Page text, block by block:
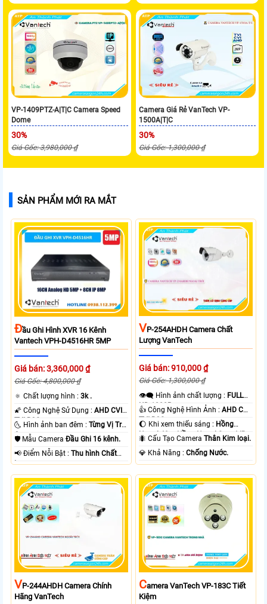
VP-1409PTZ-A|T|C Camera Speed
Dome
30%
Giá Gốc: 3,980,000 ₫
Camera Giá Rẻ VanTech VP-
1500A|T|C
30%
Giá Gốc: 1,300,000 ₫
SẢN PHẨM MỚI RA MẮT
ĐẦu Ghi Hình XVR 16 Kênh
Vantech VPH-D4516HR 5MP
Giá bán: 3,360,000 ₫
Giá Gốc: 4,800,000 ₫
🔅 Chất lượng hình :3k .
🌠 Công Nghệ Sử Dụng :AHD CVI
TVI BCS.
🌜 Hình ảnh ban đêm :Từng Vị Trí
Camera .
🛡 Mẫu CameraĐầu Ghi 16 kênh.
️📢 Điểm Nỗi Bật :Thu hình Chất
Lượng.
VP-254AHDH Camera Chất
Lượng VanTech
Giá bán: 910,000 ₫
Giá Gốc: 1,300,000 ₫
👁️‍🗨 Hình ảnh chất lượng : FULL
HD 1080P .
👍 Công Nghệ Hình Ảnh :AHD CVI
TVI BCS.
🌔 Khi xem thiếu sáng : Hồng
Ngoại 40m Hồng Ngoại Smart IR.
🐜 Cấu Tạo CameraThân Kim loại.
️💎 Khả Năng :Chống Nước.
VP-244AHDH Camera Chính
Hãng VanTech
CAmera VanTech VP-183C Tiết
Kiệm